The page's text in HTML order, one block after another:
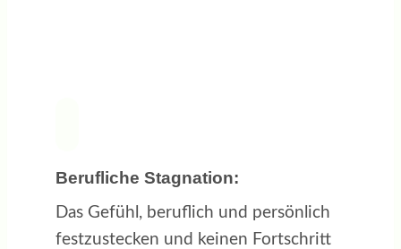
Berufliche Stagnation:
Das Gefühl, beruflich und persönlich
festzustecken und keinen Fortschritt